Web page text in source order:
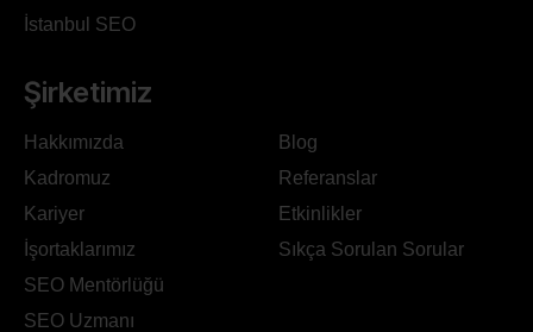
İstanbul SEO
Şirketimiz
Hakkımızda
Kadromuz
Kariyer
İşortaklarımız
SEO Mentörlüğü
SEO Uzmanı
Blog
Referanslar
Etkinlikler
Sıkça Sorulan Sorular